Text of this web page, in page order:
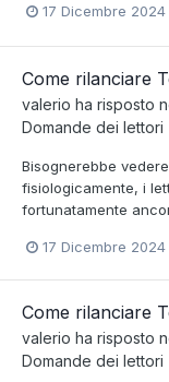
17 Dicembre 2024
Come rilanciare
valerio ha risposto
Domande dei lettori
Bisognerebbe
fisiologicamente, i
fortunatamente
17 Dicembre 2024
Come rilanciare
valerio ha risposto
Domande dei lettori